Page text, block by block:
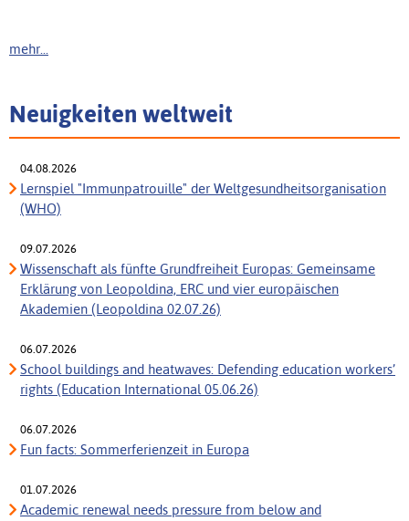
mehr...
Neuigkeiten weltweit
04.08.2026
Lernspiel "Immunpatrouille" der Weltgesundheitsorganisation
(WHO)
09.07.2026
Wissenschaft als fünfte Grundfreiheit Europas: Gemeinsame
Erklärung von Leopoldina, ERC und vier europäischen
Akademien (Leopoldina 02.07.26)
06.07.2026
School buildings and heatwaves: Defending education workers’
rights (Education International 05.06.26)
06.07.2026
Fun facts: Sommerferienzeit in Europa
01.07.2026
Academic renewal needs pressure from below and